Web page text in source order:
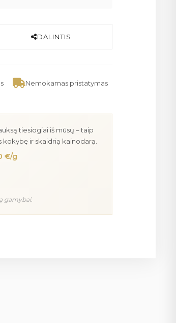
DALINTIS
Nemokamas pristatymas
tiesiogiai iš mūsų – taip
kokybę ir skaidrią kainodarą.
€/g
gamybai.